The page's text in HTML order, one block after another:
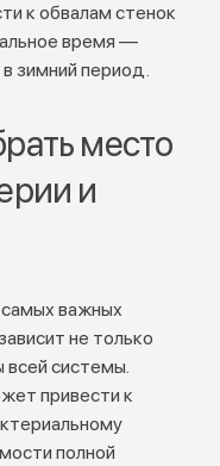
к обвалам стенок
время —
зимний период.
место
и
важных
не только
всей системы.
привести к
полной